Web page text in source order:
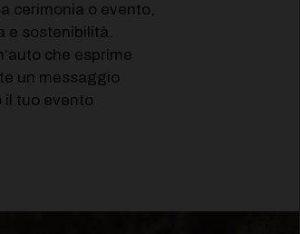
cerimonia o evento,
e sostenibilità.
che esprime
un messaggio
il tuo evento